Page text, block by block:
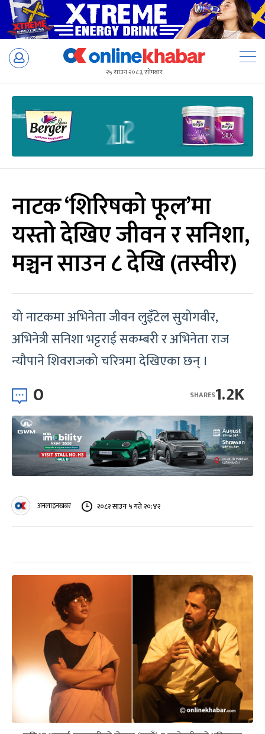
Skip
२५ साउन २०८३, सोमबार
नाटक ‘शिरिषको फूल’मा
यस्तो देखिए जीवन र सनिशा,
मञ्चन साउन ८ देखि (तस्वीर)
यो नाटकमा अभिनेता जीवन लुइँटेल सुयोगवीर,
अभिनेत्री सनिशा भट्टराई सकम्बरी र अभिनेता राज
न्यौपाने शिवराजको चरित्रमा देखिएका छन् ।
0 1.2K
SHARES
अनलाइनखबर २०८२ साउन ५ गते २०:४२